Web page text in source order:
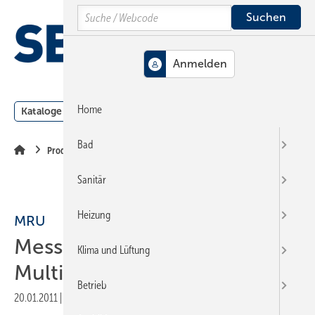
Hauptinhalt
Hauptmenü
SiteSearch
Kataloge Meldungen
Produkte
MRU
Messgerät mit
Multifunktionen
20.01.2011
Search
Home
Bad
Sanitär
Heizung
Klima und Lüftung
Betrieb